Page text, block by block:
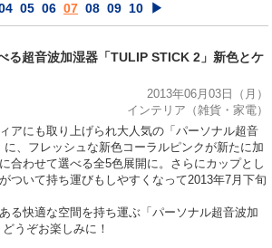
05 06 07 08 09 10 ▶
る超音波加湿器「TULIP STICK 2」新色とケ
2013年06月03日（月）
インテリア（雑貨・家電）
アにも取り上げられ大人気の「パーソナル超音
、フレッシュな新色コーラルピンクが新たに加
合わせて選べる全5色展開に。さらにカップとし
ついて持ち運びもしやすくなって2013年7月下旬
る快適な空間を持ち運ぶ「パーソナル超音波加
うぞお楽しみに！